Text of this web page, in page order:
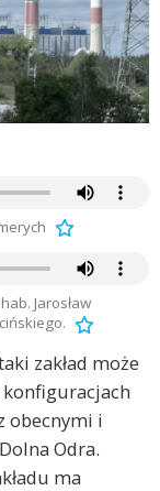
Jarosław
zakład może
obecnymi i
Odra.
ma